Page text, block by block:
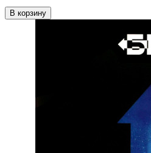
В корзину